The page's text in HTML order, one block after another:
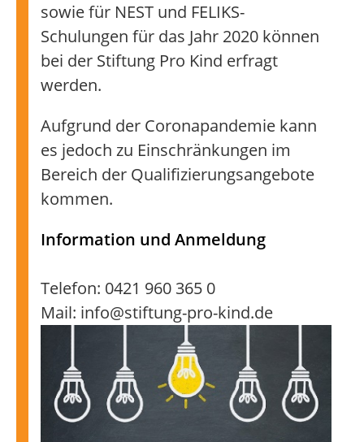
sowie für NEST und FELIKS-
Schulungen für das Jahr 2020 können
bei der Stiftung Pro Kind erfragt
werden.
Aufgrund der Coronapandemie kann
es jedoch zu Einschränkungen im
Bereich der Qualifizierungsangebote
kommen.
Information und Anmeldung
Telefon: 0421 960 365 0
Mail: info@stiftung-pro-kind.de